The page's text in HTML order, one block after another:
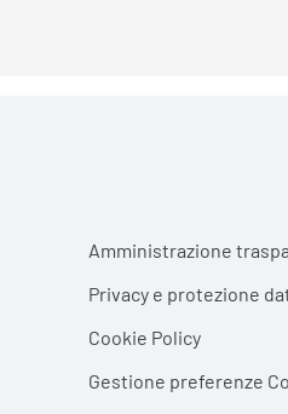
Footer menu
Amministrazione
Privacy e protezione
Cookie Policy
Gestione preferenze